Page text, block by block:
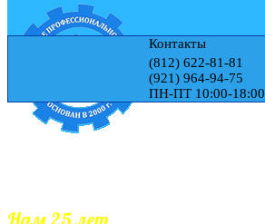
Контакты
(812) 622-81-81
(921) 964-94-75
ПН-ПТ 10:00-18:00